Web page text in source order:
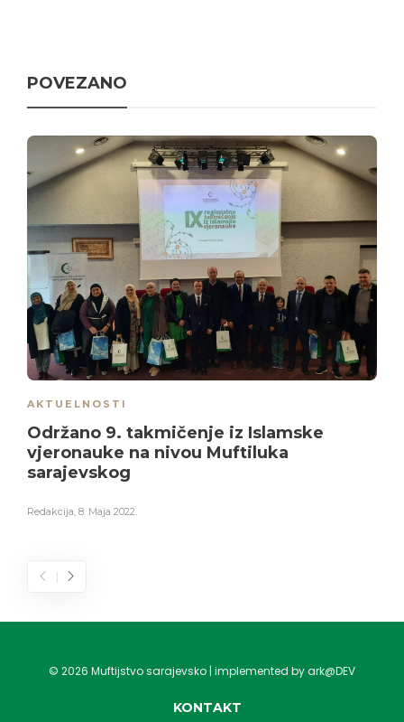
POVEZANO
AKTUELNOSTI
Održano 9. takmičenje iz Islamske
vjeronauke na nivou Muftiluka
sarajevskog
Redakcija, 8. Maja 2022.
© 2026 Muftijstvo sarajevsko | implemented by ark@DEV
KONTAKT